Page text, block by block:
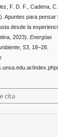
F. D. F., Cadena,
Apuntes para pensar
desde la
2023).Energías
,53, 18–28.
cita